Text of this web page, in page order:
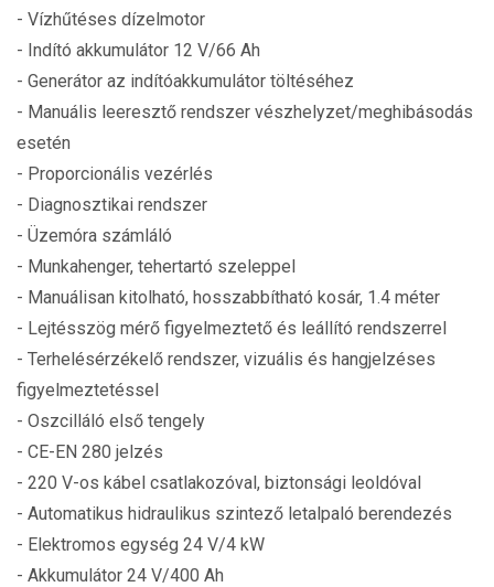
- Vízhűtéses dízelmotor
- Indító akkumulátor 12 V/66 Ah
- Generátor az indítóakkumulátor töltéséhez
- Manuális leeresztő rendszer vészhelyzet/meghibásodás
esetén
- Proporcionális vezérlés
- Diagnosztikai rendszer
- Üzemóra számláló
- Munkahenger, tehertartó szeleppel
- Manuálisan kitolható, hosszabbítható kosár, 1.4 méter
- Lejtésszög mérő figyelmeztető és leállító rendszerrel
- Terhelésérzékelő rendszer, vizuális és hangjelzéses
figyelmeztetéssel
- Oszcilláló első tengely
- CE-EN 280 jelzés
- 220 V-os kábel csatlakozóval, biztonsági leoldóval
- Automatikus hidraulikus szintező letalpaló berendezés
- Elektromos egység 24 V/4 kW
- Akkumulátor 24 V/400 Ah